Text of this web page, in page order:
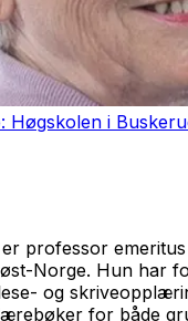
Høgskolen i
professor
Norge. Hun har
og
for både